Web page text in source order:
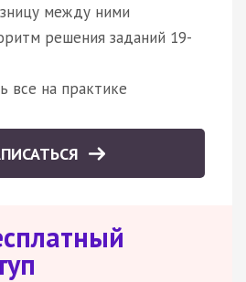
между ними
решения заданий 19-
все на практике